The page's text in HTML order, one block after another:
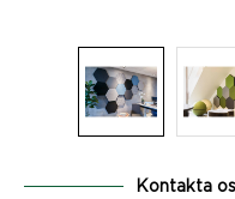
Kontakta